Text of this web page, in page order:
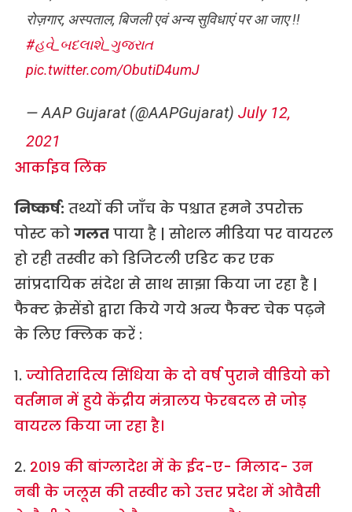
रोज़गार, अस्पताल, बिजली एवं अन्य सुविधाएं पर आ जाए !!
#હવે_બદલાશે_ગુજરાત
pic.twitter.com/ObutiD4umJ
— AAP Gujarat (@AAPGujarat) July 12,
2021
आर्काइव लिंक
निष्कर्ष: तथ्यों की जाँच के पश्चात हमने उपरोक्त
पोस्ट को गलतपाया है | सोशल मीडिया पर वायरल
हो रही तस्वीर को डिजिटली एडिट कर एक
सांप्रदायिक संदेश से साथ साझा किया जा रहा है |
फैक्ट क्रेसेंडो द्वारा किये गये अन्य फैक्ट चेक पढ़ने
के लिए क्लिक करें :
१. ज्योतिरादित्य सिंधिया के दो वर्ष पुराने वीडियो को
वर्तमान में हुये केंद्रीय मंत्रालय फेरबदल से जोड़
वायरल किया जा रहा है।
२. २०१९ की बांग्लादेश में के ईद-ए- मिलाद- उन
नबी के जलूस की तस्वीर को उत्तर प्रदेश में ओवैसी